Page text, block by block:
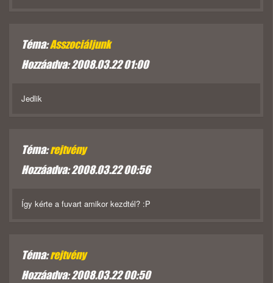
Téma:Asszociáljunk
Hozzáadva: 2008.03.22 01:00
Jedlik
Téma:rejtvény
Hozzáadva: 2008.03.22 00:56
Így kérte a fuvart amikor kezdtél? :P
Téma:rejtvény
Hozzáadva: 2008.03.22 00:50